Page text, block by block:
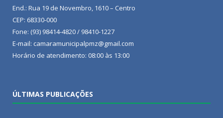
End.: Rua 19 de Novembro, 1610 – Centro
CEP: 68330-000
Fone: (93) 98414-4820 / 98410-1227
E-mail: camaramunicipalpmz@gmail.com
Horário de atendimento: 08:00 às 13:00
ÚLTIMAS PUBLICAÇÕES